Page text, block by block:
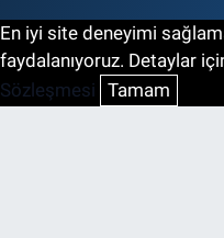
En iyi site deneyimi
faydalanıyoruz. Detaylar
Sözleşmesi Tamam